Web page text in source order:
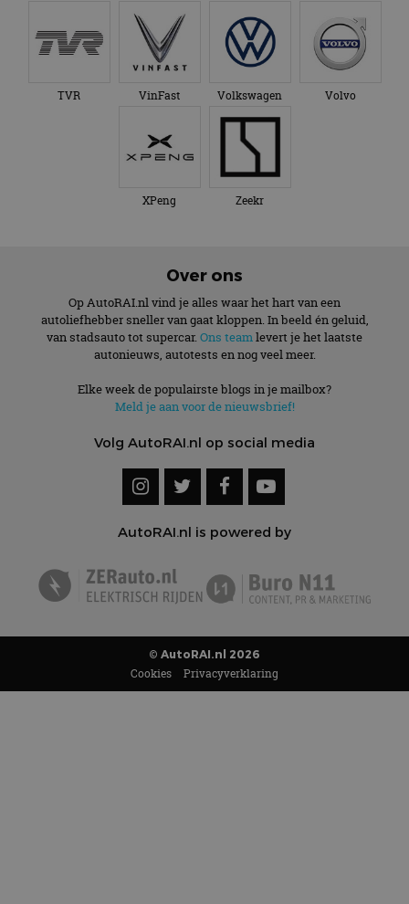
TVR VinFast Volkswagen Volvo
XPeng Zeekr
Over ons
Op AutoRAI.nl vind je alles waar het hart van een
autoliefhebber sneller van gaat kloppen. In beeld én geluid,
van stadsauto tot supercar. Ons teamlevert je het laatste
autonieuws, autotests en nog veel meer.
Elke week de populairste blogs in je mailbox?
Meld je aan voor de nieuwsbrief!
Volg AutoRAI.nl op social media
AutoRAI.nl is powered by
© AutoRAI.nl 2026
Cookies Privacyverklaring